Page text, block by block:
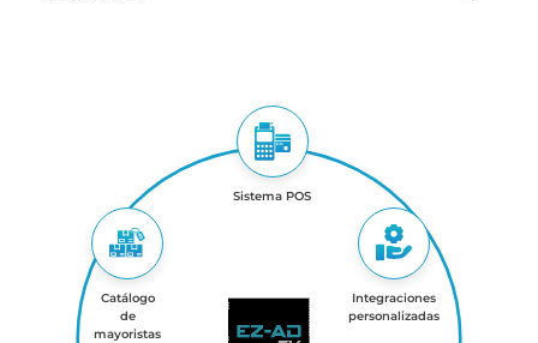
Catálogo
de
mayoristas
Sistema POS
Integraciones
personalizadas